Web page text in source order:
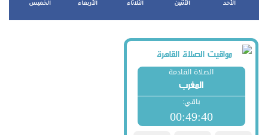
الأحد الأثنين الثلاثاء الأربعاء الخميس